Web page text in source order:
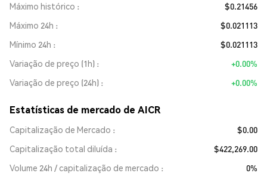
Máximo histórico
$0.21456
Máximo 24h
$0.021113
Mínimo 24h
$0.021113
Variação de preço (1h)
+0.00%
Variação de preço (24h)
+0.00%
Estatísticas de mercado de AICR
Capitalização de Mercado
$0.00
Capitalização total diluída
$422,269.00
Volume 24h / capitalização de mercado
0%